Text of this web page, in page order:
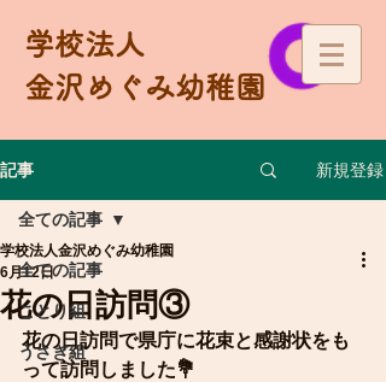
学校法人
金沢めぐみ幼稚園
記事 新規登録
全ての記事
ことり組
うさぎ組
全ての記事
花の日訪問③
学校法人金沢めぐみ幼稚園
6月12日
花の日訪問で県庁に花束と感謝状をも
って訪問しました💐